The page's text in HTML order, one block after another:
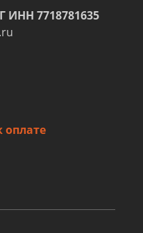
7718781635